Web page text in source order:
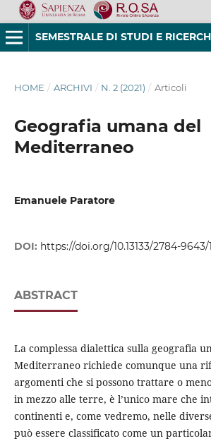
SEMESTRALE DI STUDI E
HOME / ARCHIVI / N. 2 (2021) / Articoli
Geografia umana del
Mediterraneo
Emanuele Paratore
DOI: https://doi.org/10.13133/2784-9643/
ABSTRACT
La complessa dialettica sulla geografia
Mediterraneo richiede comunque una
argomenti che si possono trattare o
in mezzo alle terre, è l’unico mare che
continenti e, come vedremo, nelle
può essere classificato come un